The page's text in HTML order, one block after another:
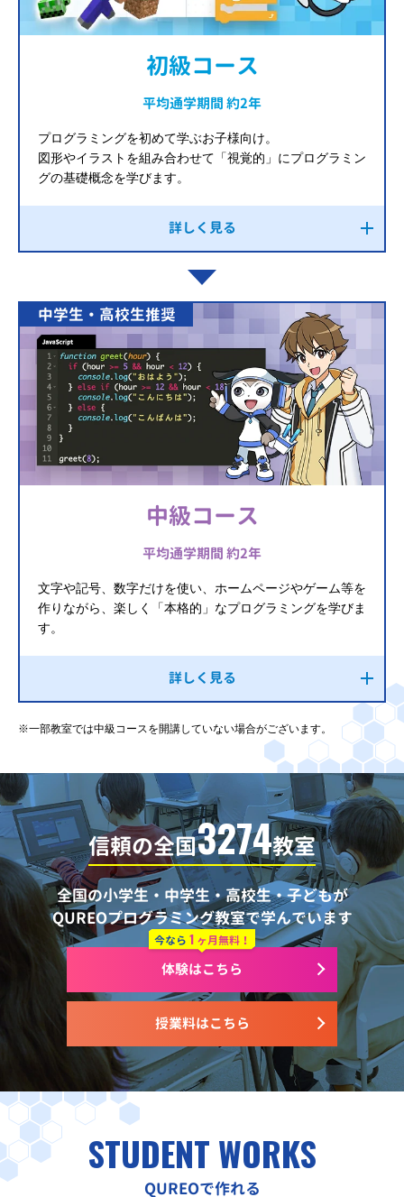
初級コース
平均通学期間 約2年
プログラミングを初めて学ぶお子様向け。
図形やイラストを組み合わせて「視覚的」にプログラミン
グの基礎概念を学びます。
詳しく見る
中学生・高校生推奨
中級コース
平均通学期間 約2年
文字や記号、数字だけを使い、ホームページやゲーム等を
作りながら、楽しく「本格的」なプログラミングを学びま
す。
詳しく見る
※一部教室では中級コースを開講していない場合がございます。
信頼の全国3274教室
全国の小学生・中学生・高校生・子どもが
QUREOプログラミング教室で学んでいます
授業料はこちら
今なら 1 ヶ月無料！
体験はこちら
STUDENT WORKS
QUREOで作れる